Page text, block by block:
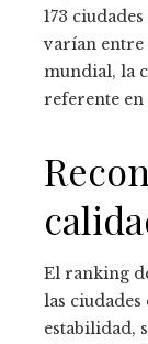
173
varían entre
mundial, la
referente en
El ranking
las ciudades
estabilidad,